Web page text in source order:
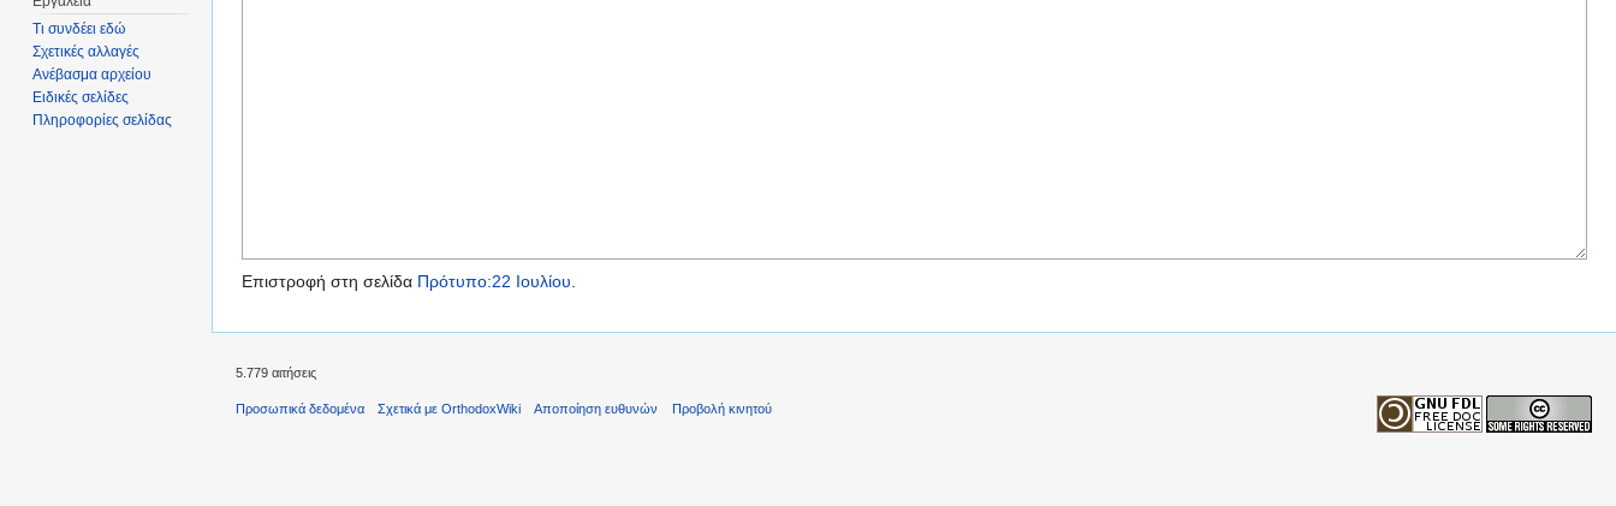
Επιστροφή στη σελίδα Πρότυπο:22 Ιουλίου.
Τι συνδέει εδώ
Σχετικές αλλαγές
Ανέβασμα αρχείου
Ειδικές σελίδες
Πληροφορίες σελίδας
5.779 αιτήσεις
Προσωπικά δεδομένα Σχετικά με OrthodoxWiki Αποποίηση ευθυνών Προβολή κινητού